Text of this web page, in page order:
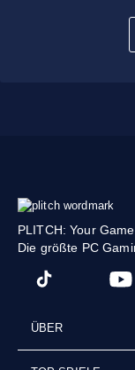
PLITCH: Your
Die größte PC
ÜBER